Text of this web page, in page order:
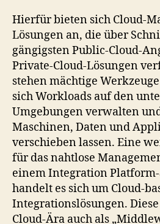
Hierfür bieten sich Cloud-
Lösungen an, die über
gängigsten Public-Cloud-
Private-Cloud-Lösungen
stehen mächtige
sich Workloads auf den
Umgebungen verwalten
Maschinen, Daten und
verschieben lassen. Eine
für das nahtlose
einem Integration Platform-
handelt es sich um Cloud-
Integrationslösungen.
Cloud-Ära auch als